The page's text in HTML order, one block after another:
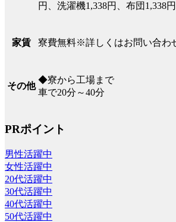
円、洗濯機1,338円、布団1,338円
家賃 寮費無料※詳しくはお問い合わ
その他
◆寮から工場まで
車で20分～40分
PRポイント
男性活躍中
女性活躍中
20代活躍中
30代活躍中
40代活躍中
50代活躍中